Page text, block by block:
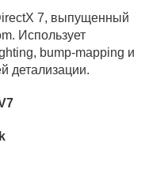
7, выпущенный
Использует
bump-mapping и
детализации.